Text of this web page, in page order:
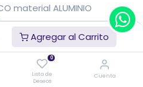
Agregar al Carrito
0
Lista de
Deseos
Cuenta
material ALUMINIO
20.324,24